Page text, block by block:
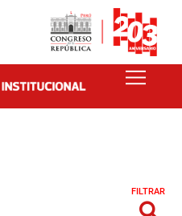
FILTRAR